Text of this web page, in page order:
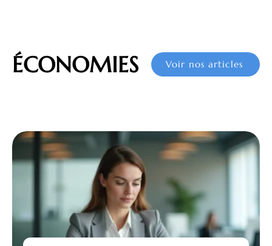
ÉCONOMIES Voir nos articles